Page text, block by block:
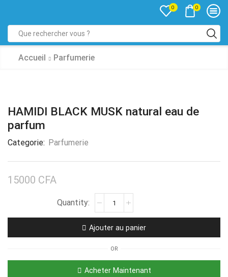
0 0
Accueil Parfumerie
HAMIDI BLACK MUSK natural eau de
parfum
Categorie: Parfumerie
15000 CFA
Ajouter au panier
OR
Acheter Maintenant